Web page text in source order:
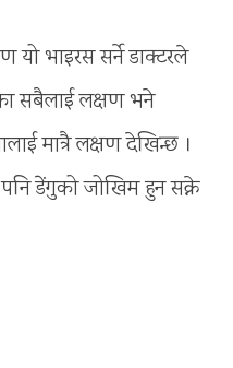
यो भाइरस सर्ने डाक्टरले
सबैलाई लक्षण भने
मात्रै लक्षण देखिन्छ ।
डेंगुको जोखिम हुन सक्ने